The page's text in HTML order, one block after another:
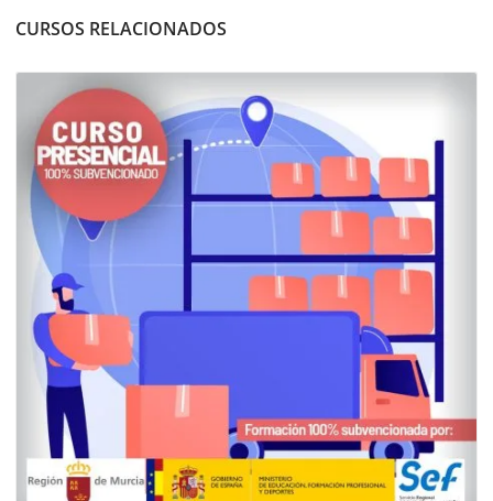
CURSOS RELACIONADOS